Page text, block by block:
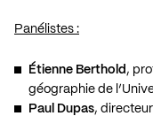
Panélistes :
Étienne Berthold ,
géographie de
Paul Dupas,